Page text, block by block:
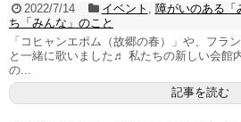
2022/7/14 イベント 障がいのある「
ち「みんな」のこと
「コヒャンエポム（故郷の春）」や、フラ
と一緒に歌いました♬ 私たちの新しい会館
の...
記事を読む